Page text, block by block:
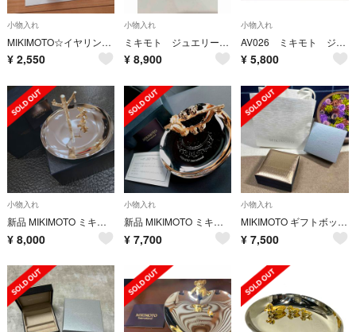
小物入れ
MIKIMOTO☆イヤリングボックス
¥ 2,550
小物入れ
ミキモト ジュエリートレー 天使
¥ 8,900
小物入れ
AV026 ミキモト ジュエリートレー くまさん 一粒パール 箱あり
¥ 5,800
小物入れ
新品 MIKIMOTO ミキモト ジュエリートレイ くま パール 箱付き
¥ 8,000
小物入れ
新品 MIKIMOTO ミキモトジュエリートレイ 2001 限定 箱付き
¥ 7,700
小物入れ
MIKIMOTO ギフトボックス
¥ 7,500